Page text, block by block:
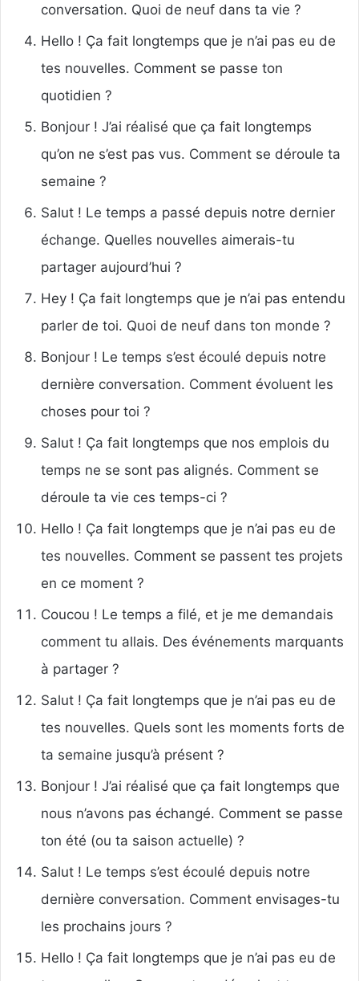
conversation. Quoi de neuf dans ta vie ?
Hello ! Ça fait longtemps que je n’ai pas eu de
tes nouvelles. Comment se passe ton
quotidien ?
Bonjour ! J’ai réalisé que ça fait longtemps
qu’on ne s’est pas vus. Comment se déroule ta
semaine ?
Salut ! Le temps a passé depuis notre dernier
échange. Quelles nouvelles aimerais-tu
partager aujourd’hui ?
Hey ! Ça fait longtemps que je n’ai pas entendu
parler de toi. Quoi de neuf dans ton monde ?
Bonjour ! Le temps s’est écoulé depuis notre
dernière conversation. Comment évoluent les
choses pour toi ?
Salut ! Ça fait longtemps que nos emplois du
temps ne se sont pas alignés. Comment se
déroule ta vie ces temps-ci ?
Hello ! Ça fait longtemps que je n’ai pas eu de
tes nouvelles. Comment se passent tes projets
en ce moment ?
Coucou ! Le temps a filé, et je me demandais
comment tu allais. Des événements marquants
à partager ?
Salut ! Ça fait longtemps que je n’ai pas eu de
tes nouvelles. Quels sont les moments forts de
ta semaine jusqu’à présent ?
Bonjour ! J’ai réalisé que ça fait longtemps que
nous n’avons pas échangé. Comment se passe
ton été (ou ta saison actuelle) ?
Salut ! Le temps s’est écoulé depuis notre
dernière conversation. Comment envisages-tu
les prochains jours ?
Hello ! Ça fait longtemps que je n’ai pas eu de